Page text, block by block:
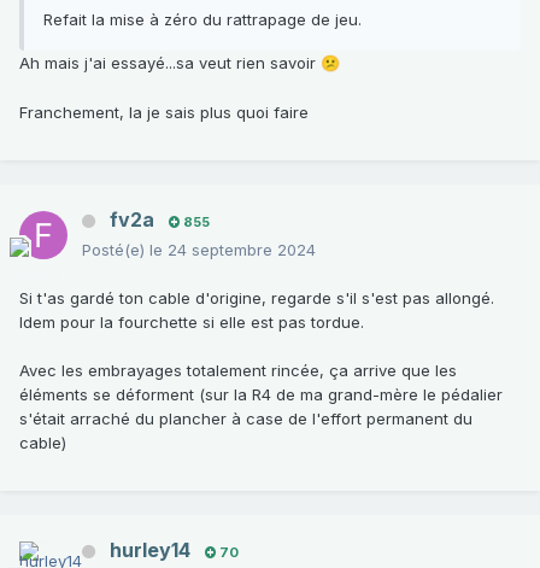
Refait la mise à zéro du rattrapage de jeu.
Ah mais j'ai essayé...sa veut rien savoir 😕
Franchement, la je sais plus quoi faire
fv2a 855
Posté(e) le 24 septembre 2024
Si t'as gardé ton cable d'origine, regarde s'il s'est pas allongé.
Idem pour la fourchette si elle est pas tordue.
Avec les embrayages totalement rincée, ça arrive que les
éléments se déforment (sur la R4 de ma grand-mère le pédalier
s'était arraché du plancher à case de l'effort permanent du
cable)
hurley14 70